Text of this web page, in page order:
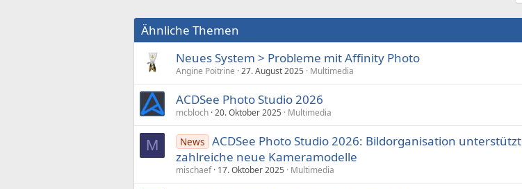
Ähnliche Themen
Neues System > Probleme mit Affinity Photo
Angine Poitrine 27. August 2025 Multimedia
ACDSee Photo Studio 2026
mcbloch 20. Oktober 2025 Multimedia
M News ACDSee Photo Studio 2026: Bildorganisation unterstützt
zahlreiche neue Kameramodelle
mischaef 17. Oktober 2025 Multimedia